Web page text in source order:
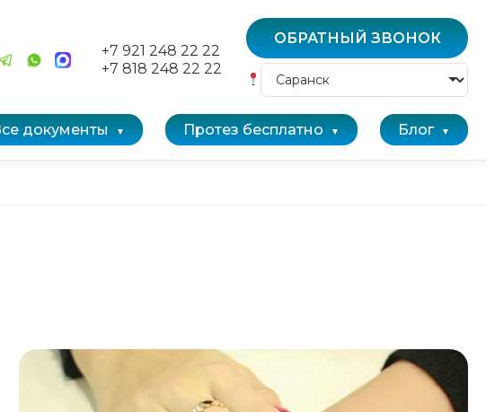
+7 921 248 22 22
+7 818 248 22 22
ОБРАТНЫЙ ЗВОНОК
документы Протез бесплатно Блог